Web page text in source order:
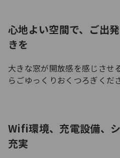
心地よい空間で、ご出
きを
大きな窓が開放感を感じさせ
らごゆっくりおくつろぎくだ
Wifi環境、充電設備、
充実